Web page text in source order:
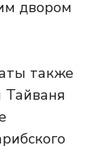
двором
также
Тайваня